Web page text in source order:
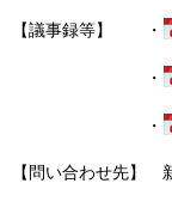
【議事録等】 ・
・
・
【問い合わせ先】